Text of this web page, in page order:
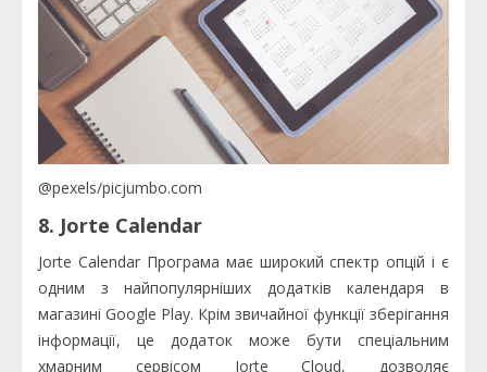
@pexels/picjumbo.com
8. Jorte Calendar
Jorte Calendar Програма має широкий спектр опцій і є
одним з найпопулярніших додатків календаря в
магазині Google Play. Крім звичайної функції зберігання
інформації, це додаток може бути спеціальним
хмарним сервісом Jorte Cloud, дозволяє